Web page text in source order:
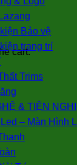
cart.
Bảo vệ
trang trí
Trims
& TIỆN NGHI
– Màn Hình